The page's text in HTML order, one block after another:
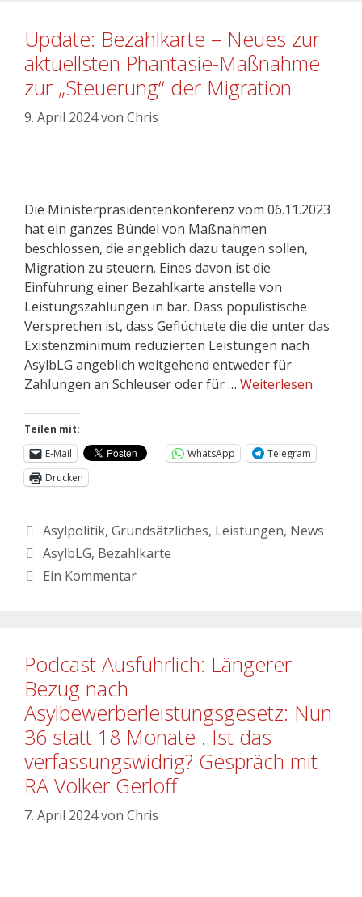
Update: Bezahlkarte – Neues zur
aktuellsten Phantasie-Maßnahme
zur „Steuerung“ der Migration
9. April 2024von Chris
Die Ministerpräsidentenkonferenz vom 06.11.2023
hat ein ganzes Bündel von Maßnahmen
beschlossen, die angeblich dazu taugen sollen,
Migration zu steuern. Eines davon ist die
Einführung einer Bezahlkarte anstelle von
Leistungszahlungen in bar. Dass populistische
Versprechen ist, dass Geflüchtete die die unter das
Existenzminimum reduzierten Leistungen nach
AsylbLG angeblich weitgehend entweder für
Zahlungen an Schleuser oder für … Weiterlesen
Teilen mit:
E-Mail
WhatsApp
Telegram
Drucken
Asylpolitik, Grundsätzliches, Leistungen, News
AsylbLG, Bezahlkarte
Ein Kommentar
Podcast Ausführlich: Längerer
Bezug nach
Asylbewerberleistungsgesetz: Nun
36 statt 18 Monate . Ist das
verfassungswidrig? Gespräch mit
RA Volker Gerloff
7. April 2024von Chris